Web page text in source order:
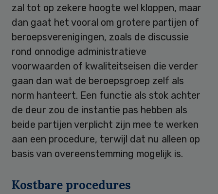
zal tot op zekere hoogte wel kloppen, maar
dan gaat het vooral om grotere partijen of
beroepsverenigingen, zoals de discussie
rond onnodige administratieve
voorwaarden of kwaliteitseisen die verder
gaan dan wat de beroepsgroep zelf als
norm hanteert. Een functie als stok achter
de deur zou de instantie pas hebben als
beide partijen verplicht zijn mee te werken
aan een procedure, terwijl dat nu alleen op
basis van overeenstemming mogelijk is.
Kostbare procedures